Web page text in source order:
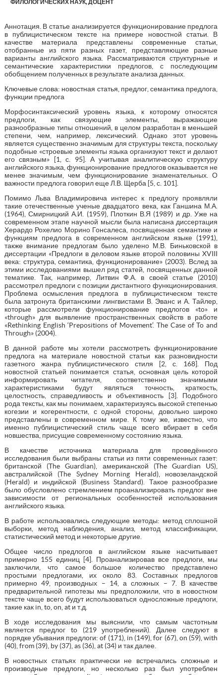
ФИЛОЛОГИЧЕСКИХ НАУК, ДОЦЕНТ
Аннотация. В статье анализируется функционирование предлога
в публицистическом тексте на примере новостной статьи. В
качестве материала представлены современные статьи,
отобранные из пяти разных газет, представляющие разные
варианты английского языка. Рассматриваются структурные и
семантические характеристики предлогов, с последующим
обобщением полученных в результате анализа данных.
Ключевые слова: новостная статья, предлог, семантика предлога,
функции предлога
Морфосинтаксический уровень языка, к которому относятся
предлоги, как связующие элементы, выражающие
разнообразные типы отношений, в целом разработан в меньшей
степени, чем, например, лексический. Однако этот уровень
является существенно значимым для структуры текста, поскольку
подобные «строевые элементы языка организуют текст и делают
его связным» [1, с. 95]. А учитывая аналитическую структуру
английского языка, функционирование предлогов оказывается не
менее значимым, чем функционирование знаменательных. О
важности предлога говорил еще Л.В. Щерба [5, с. 101].
Помимо Льва Владимировича интерес к предлогу проявляли
такие отечественные ученые двадцатого века, как Ганшина М.А.
(1964), Смирницкий А.И. (1959), Плоткин В.Я (1989) и др. Уже на
современном этапе научной мысли была написана диссертация
Херардо Рохелио Морино Гонсалеса, посвященная семантике и
функциям предлога в современном английском языке (1991),
также внимание предлогам было уделено М.В. Биньковской в
диссертации «Предлоги в деловом языке второй половины XVIII
века: структура, семантика, функционирование» (2003). Вслед за
этими исследованиями вышел ряд статей, посвященных данной
тематике. Так, например, Литвин Ф.А. в своей статье (2010)
рассмотрел предлоги с позиции дистантного функционирования.
Проблема осмысления предлога в публицистическом тексте
была затронута британскими лингвистами В. Эванс и А. Тайлер,
которые рассмотрели функционирование предлогов «to» и
«through» для выявление пространственных свойств в работе
«Rethinking English ‘Prepositions of Movement’. The Case of To and
Through» (2004).
В данной работе мы хотели рассмотреть функционирование
предлога на материале новостной статьи как разновидности
газетного жанра публицистического стиля [2, с. 168]. Под
новостной статьей понимается статья, основная цель которой
информировать читателя, соответственно значимыми
характеристиками будут являться точность, краткость,
целостность, справедливость и объективность [3]. Подобного
рода тексты, как мы понимаем, характеризуясь высокой степенью
когезии и когерентности, с одной стороны, довольно широко
представлены в современном мире. К тому же, известно, что
именно публицистический стиль чаще всего вбирает в себя
новшества, присущие современному состоянию языка.
В качестве источника материала для проведённого
исследования были выбраны статьи из пяти современных газет:
британской (The Guardian), американской (The Guardian US),
австралийской (The Sydney Morning Herald), новозеландской
(Herald) и индийской (Business Standard). Такое разнообразие
было обусловлено стремлением проанализировать предлог вне
зависимости от региональных особенностей использования
английского языка.
В работе использовались следующие методы: метод сплошной
выборки, метод наблюдения, анализ, метод классификации,
статистический метод и некоторые другие.
Общее число предлогов в английском языке насчитывает
примерно 155 единиц [4]. Проанализировав все предлоги, мы
заключили, что самое большое количество представлено
простыми предлогами, их около 83. Составных предлогов
примерно 49, производных – 14, а сложных – 7. В качестве
предварительной гипотезы мы предположили, что в новостном
тексте чаще всего будут использоваться односложные предлоги,
такие как in, to, on, at и т.д.
В ходе исследования мы выяснили, что самым частотным
является предлог to (219 употреблений). Далее следуют в
порядке убывания предлоги: of (171), in (149), for (67), on (59), with
(40), from (39), by (37), as (36), at (34) и так далее.
В новостных статьях практически не встречались сложные и
производные предлоги, но несколько раз был употреблен